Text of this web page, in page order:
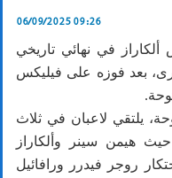
06/09/2025 09:26
في نهائي تاريخي
بعد فوزه على فيليكس
يلتقي لاعبان في ثلاث
هيمن سينر وألكاراز
روجر فيدرر ورافائيل